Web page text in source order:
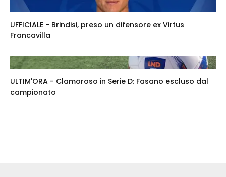
UFFICIALE - Brindisi, preso un difensore ex Virtus
Francavilla
ULTIM'ORA - Clamoroso in Serie D: Fasano escluso dal
campionato